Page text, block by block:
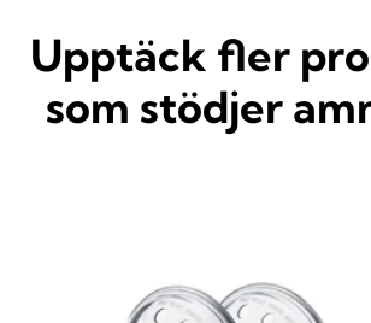
Upptäck fler
som stödjer